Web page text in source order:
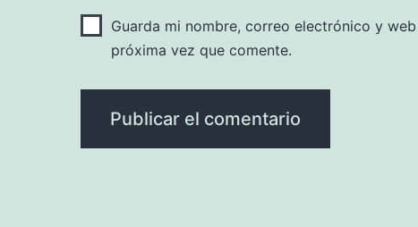
Guarda mi nombre, correo electrónico y
próxima vez que comente.